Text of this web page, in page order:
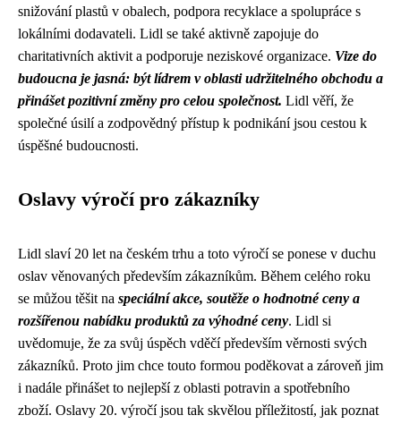
snižování plastů v obalech, podpora recyklace a spolupráce s
lokálními dodavateli. Lidl se také aktivně zapojuje do
charitativních aktivit a podporuje neziskové organizace. Vize do
budoucna je jasná: být lídrem v oblasti udržitelného obchodu a
přinášet pozitivní změny pro celou společnost. Lidl věří, že
společné úsilí a zodpovědný přístup k podnikání jsou cestou k
úspěšné budoucnosti.
Oslavy výročí pro zákazníky
Lidl slaví 20 let na českém trhu a toto výročí se ponese v duchu
oslav věnovaných především zákazníkům. Během celého roku
se můžou těšit na speciální akce, soutěže o hodnotné ceny a
rozšířenou nabídku produktů za výhodné ceny. Lidl si
uvědomuje, že za svůj úspěch vděčí především věrnosti svých
zákazníků. Proto jim chce touto formou poděkovat a zároveň jim
i nadále přinášet to nejlepší z oblasti potravin a spotřebního
zboží. Oslavy 20. výročí jsou tak skvělou příležitostí, jak poznat